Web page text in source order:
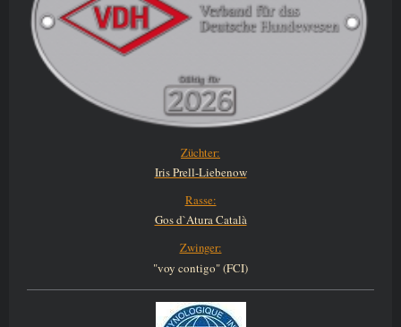
Züchter:
Iris Prell-Liebenow
Rasse:
Gos d`Atura Català
Zwinger:
"voy contigo" (FCI)